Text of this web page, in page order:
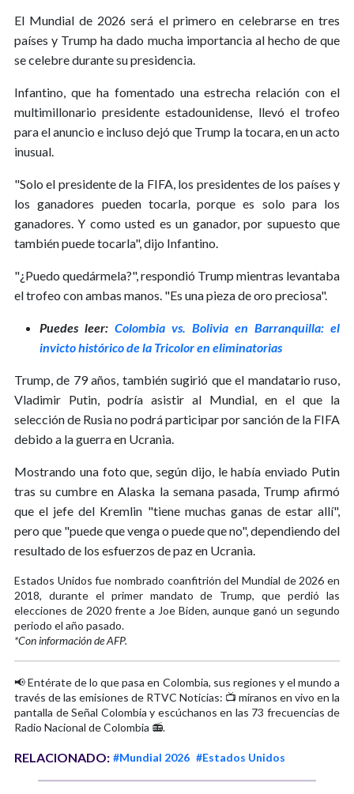
El Mundial de 2026 será el primero en celebrarse en tres
países y Trump ha dado mucha importancia al hecho de que
se celebre durante su presidencia.
Infantino, que ha fomentado una estrecha relación con el
multimillonario presidente estadounidense, llevó el trofeo
para el anuncio e incluso dejó que Trump la tocara, en un acto
inusual.
"Solo el presidente de la FIFA, los presidentes de los países y
los ganadores pueden tocarla, porque es solo para los
ganadores. Y como usted es un ganador, por supuesto que
también puede tocarla", dijo Infantino.
"¿Puedo quedármela?", respondió Trump mientras levantaba
el trofeo con ambas manos. "Es una pieza de oro preciosa".
Puedes leer: Colombia vs. Bolivia en Barranquilla: el
invicto histórico de la Tricolor en eliminatorias
Trump, de 79 años, también sugirió que el mandatario ruso,
Vladimir Putin, podría asistir al Mundial, en el que la
selección de Rusia no podrá participar por sanción de la FIFA
debido a la guerra en Ucrania.
Mostrando una foto que, según dijo, le había enviado Putin
tras su cumbre en Alaska la semana pasada, Trump afirmó
que el jefe del Kremlin "tiene muchas ganas de estar allí",
pero que "puede que venga o puede que no", dependiendo del
resultado de los esfuerzos de paz en Ucrania.
Estados Unidos fue nombrado coanfitrión del Mundial de 2026 en
2018, durante el primer mandato de Trump, que perdió las
elecciones de 2020 frente a Joe Biden, aunque ganó un segundo
periodo el año pasado.
*Con información de AFP.
📢 Entérate de lo que pasa en Colombia, sus regiones y el mundo a
través de las emisiones de RTVC Noticias: 📺 míranos en vivo en la
pantalla de Señal Colombia y escúchanos en las 73 frecuencias de
Radio Nacional de Colombia 📻.
RELACIONADO: #Mundial 2026 #Estados Unidos